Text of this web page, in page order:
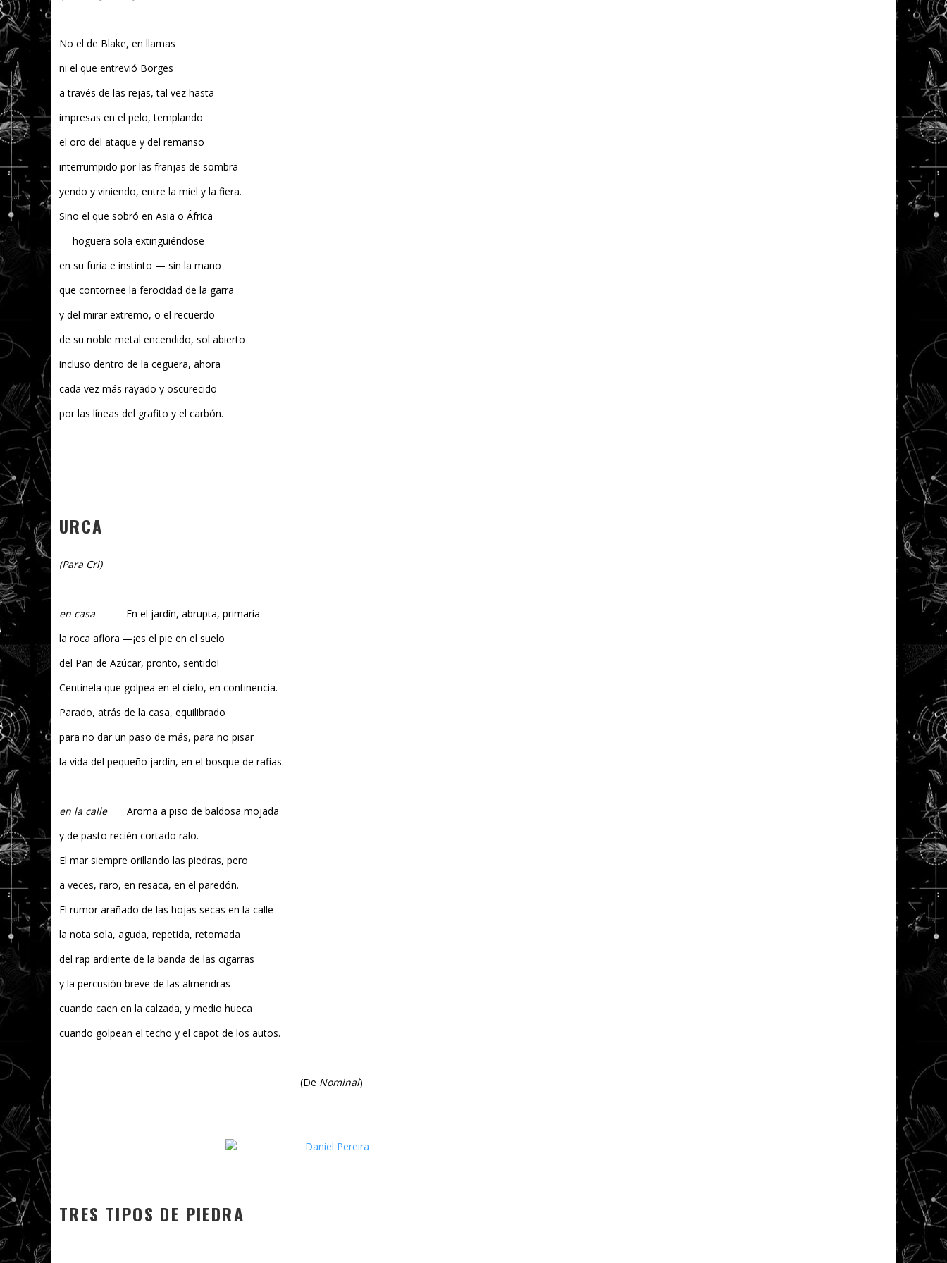
No el de Blake, en llamas
ni el que entrevió Borges
a través de las rejas, tal vez hasta
impresas en el pelo, templando
el oro del ataque y del remanso
interrumpido por las franjas de sombra
yendo y viniendo, entre la miel y la fiera.
Sino el que sobró en Asia o África
— hoguera sola extinguiéndose
en su furia e instinto — sin la mano
que contornee la ferocidad de la garra
y del mirar extremo, o el recuerdo
de su noble metal encendido, sol abierto
incluso dentro de la ceguera, ahora
cada vez más rayado y oscurecido
por las líneas del grafito y el carbón.
URCA
(Para Cri)
en casa En el jardín, abrupta, primaria
la roca aflora —¡es el pie en el suelo
del Pan de Azúcar, pronto, sentido!
Centinela que golpea en el cielo, en continencia.
Parado, atrás de la casa, equilibrado
para no dar un paso de más, para no pisar
la vida del pequeño jardín, en el bosque de rafias.
en la calleAroma a piso de baldosa mojada
y de pasto recién cortado ralo.
El mar siempre orillando las piedras, pero
a veces, raro, en resaca, en el paredón.
El rumor arañado de las hojas secas en la calle
la nota sola, aguda, repetida, retomada
del rap ardiente de la banda de las cigarras
y la percusión breve de las almendras
cuando caen en la calzada, y medio hueca
cuando golpean el techo y el capot de los autos.
(De Nominal)
TRES TIPOS DE PIEDRA